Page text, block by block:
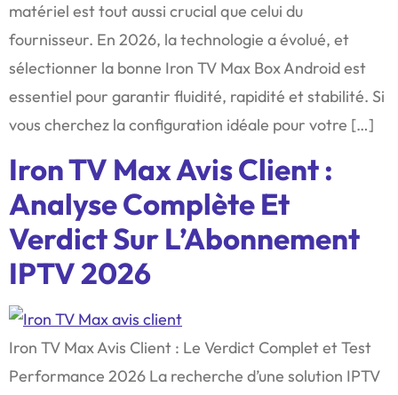
matériel est tout aussi crucial que celui du
fournisseur. En 2026, la technologie a évolué, et
sélectionner la bonne Iron TV Max Box Android est
essentiel pour garantir fluidité, rapidité et stabilité. Si
vous cherchez la configuration idéale pour votre […]
Iron TV Max Avis Client :
Analyse Complète Et
Verdict Sur L’Abonnement
IPTV 2026
Iron TV Max Avis Client : Le Verdict Complet et Test
Performance 2026 La recherche d’une solution IPTV